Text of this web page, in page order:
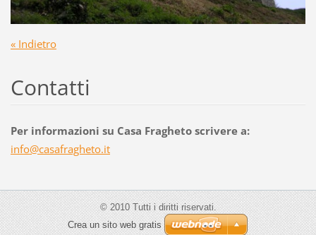
« Indietro
Contatti
Per informazioni su Casa Fragheto scrivere a:
info@casafragheto.it
© 2010 Tutti i diritti riservati.
Crea un sito web gratis